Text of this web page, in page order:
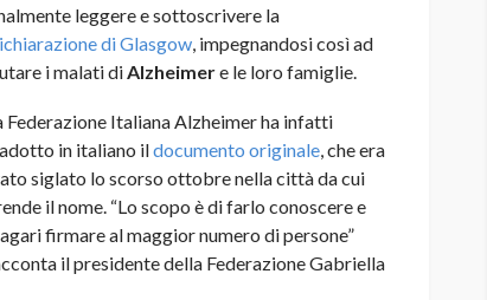
leggere e sottoscrivere la
di Glasgow, impegnandosi così ad
i malati diAlzheimere le loro famiglie.
Federazione Italiana Alzheimer ha infatti
in italiano ildocumento originale, che era
siglato lo scorso ottobre nella città da cui
il nome. “Lo scopo è di farlo conoscere e
firmare al maggior numero di persone”
il presidente della Federazione Gabriella